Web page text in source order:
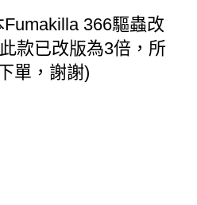
Fumakilla 366驅蟲改
款已改版為3倍，所
單，謝謝)